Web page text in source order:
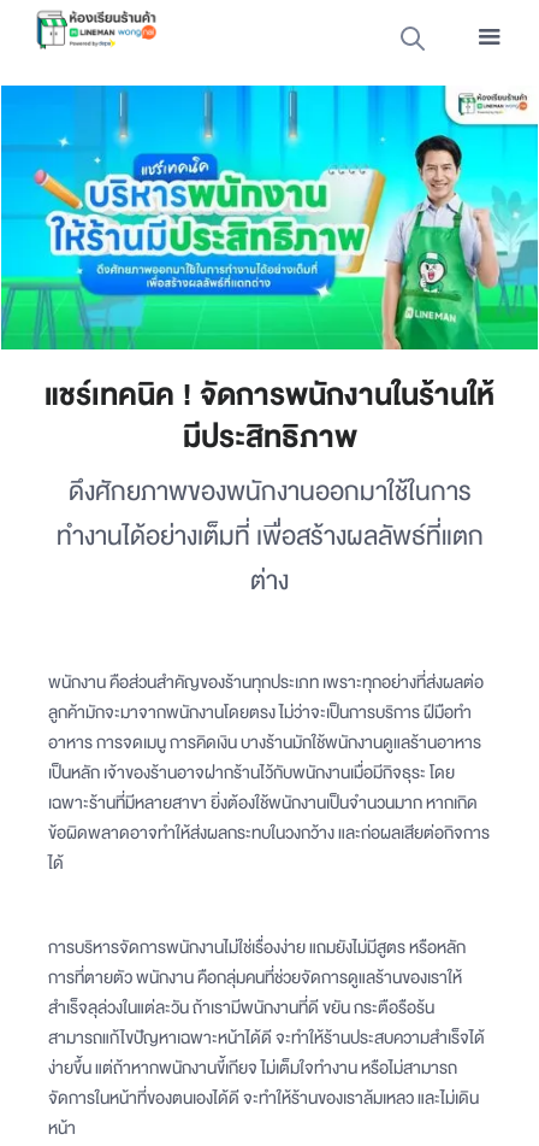
แชร์เทคนิค ! จัดการพนักงานในร้านให้
มีประสิทธิภาพ
ดึงศักยภาพของพนักงานออกมาใช้ในการ
ทำงานได้อย่างเต็มที่ เพื่อสร้างผลลัพธ์ที่แตก
ต่าง
พนักงาน คือส่วนสำคัญของร้านทุกประเภท เพราะทุกอย่างที่ส่งผลต่อ
ลูกค้ามักจะมาจากพนักงานโดยตรง ไม่ว่าจะเป็นการบริการ ฝีมือทำ
อาหาร การจดเมนู การคิดเงิน บางร้านมักใช้พนักงานดูแลร้านอาหาร
เป็นหลัก เจ้าของร้านอาจฝากร้านไว้กับพนักงานเมื่อมีกิจธุระ โดย
เฉพาะร้านที่มีหลายสาขา ยิ่งต้องใช้พนักงานเป็นจำนวนมาก หากเกิด
ข้อผิดพลาดอาจทำให้ส่งผลกระทบในวงกว้าง และก่อผลเสียต่อกิจการ
ได้
การบริหารจัดการพนักงานไม่ใช่เรื่องง่าย แถมยังไม่มีสูตร หรือหลัก
การที่ตายตัว พนักงาน คือกลุ่มคนที่ช่วยจัดการดูแลร้านของเราให้
สำเร็จลุล่วงในแต่ละวัน ถ้าเรามีพนักงานที่ดี ขยัน กระตือรือร้น
สามารถแก้ไขปัญหาเฉพาะหน้าได้ดี จะทำให้ร้านประสบความสำเร็จได้
ง่ายขึ้น แต่ถ้าหากพนักงานขี้เกียจ ไม่เต็มใจทำงาน หรือไม่สามารถ
จัดการในหน้าที่ของตนเองได้ดี จะทำให้ร้านของเราล้มเหลว และไม่เดิน
หน้า